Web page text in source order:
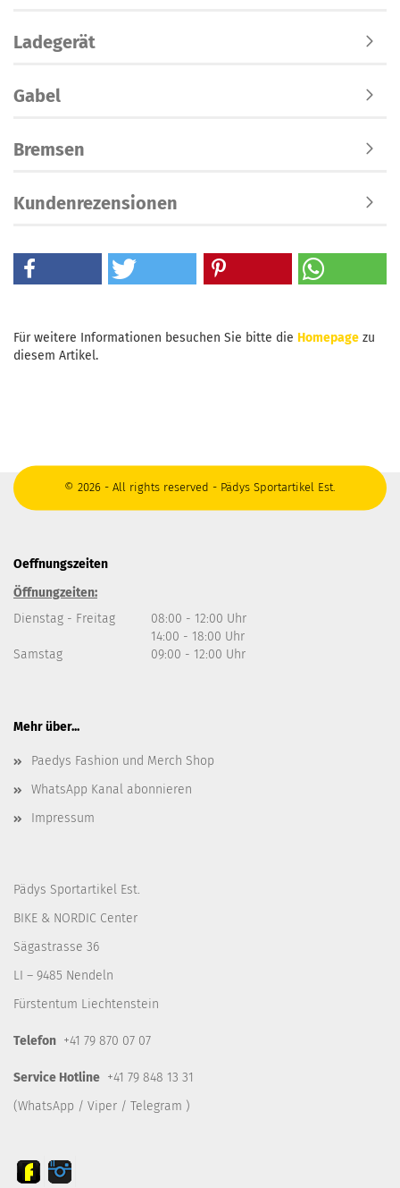
Ladegerät
Gabel
Bremsen
Kundenrezensionen
Für weitere Informationen besuchen Sie bitte die Homepage zu
diesem Artikel.
© 2026 - All rights reserved - Pädys Sportartikel Est.
Oeffnungszeiten
Öffnungzeiten:
Dienstag - Freitag
08:00 - 12:00 Uhr
14:00 - 18:00 Uhr
Samstag
09:00 - 12:00 Uhr
Mehr über...
Paedys Fashion und Merch Shop
WhatsApp Kanal abonnieren
Impressum
Pädys Sportartikel Est.
BIKE & NORDIC Center
Sägastrasse 36
LI – 9485 Nendeln
Fürstentum Liechtenstein
Telefon +41 79 870 07 07
Service Hotline +41 79 848 13 31
(WhatsApp / Viper / Telegram )